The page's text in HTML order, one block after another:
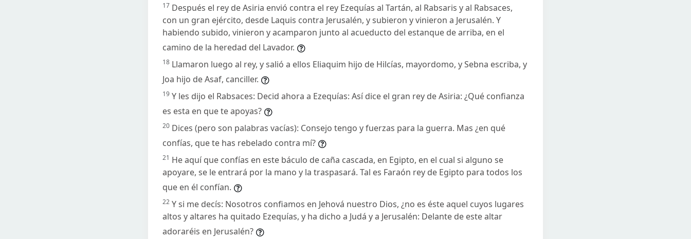
17 Después el rey de Asiria envió contra el rey Ezequías al Tartán, al Rabsaris y al Rabsaces,
con un gran ejército, desde Laquis contra Jerusalén, y subieron y vinieron a Jerusalén. Y
habiendo subido, vinieron y acamparon junto al acueducto del estanque de arriba, en el
camino de la heredad del Lavador.
18 Llamaron luego al rey, y salió a ellos Eliaquim hijo de Hilcías, mayordomo, y Sebna escriba, y
Joa hijo de Asaf, canciller.
19 Y les dijo el Rabsaces: Decid ahora a Ezequías: Así dice el gran rey de Asiria: ¿Qué confianza
es esta en que te apoyas?
20 Dices (pero son palabras vacías): Consejo tengo y fuerzas para la guerra. Mas ¿en qué
confías, que te has rebelado contra mí?
21 He aquí que confías en este báculo de caña cascada, en Egipto, en el cual si alguno se
apoyare, se le entrará por la mano y la traspasará. Tal es Faraón rey de Egipto para todos los
que en él confían.
22 Y si me decís: Nosotros confiamos en Jehová nuestro Dios, ¿no es éste aquel cuyos lugares
altos y altares ha quitado Ezequías, y ha dicho a Judá y a Jerusalén: Delante de este altar
adoraréis en Jerusalén?